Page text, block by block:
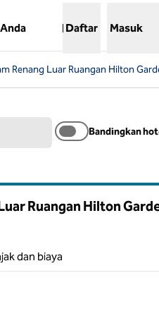
baru
Daftar Masuk
Renang Luar Ruangan Hilton
Bandingkan
Ruangan Hilton
dan biaya